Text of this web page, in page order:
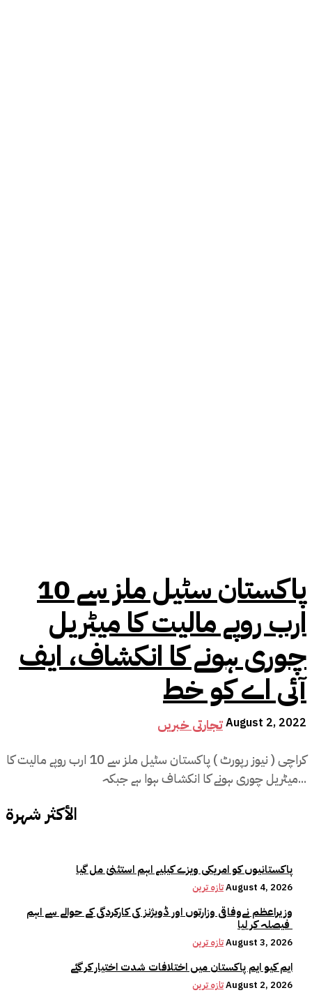
پاکستان سٹیل ملز سے 10
ارب روپے مالیت کا میٹریل
چوری ہونے کا انکشاف، ایف
آئی اے کو خط
تجارتی خبریںAugust 2, 2022
کراچی ( نیوز رپورٹ ) پاکستان سٹیل ملز سے 10 ارب روپے مالیت کا
میٹریل چوری ہونے کا انکشاف ہوا ہے جبکہ...
الأكثر شهرة
پاکستانیوں کو امریکی ویزے کیلیے اہم استثنیٰ مل گیا
تازہ ترینAugust 4, 2026
وزیراعظم نےوفاقی وزارتوں اور ڈویژنز کی کارکردگی کے حوالے سے اہم
تازہ ترینAugust 3, 2026
ایم کیو ایم پاکستان میں اختلافات شدت اختیار کر گئے
تازہ ترینAugust 2, 2026